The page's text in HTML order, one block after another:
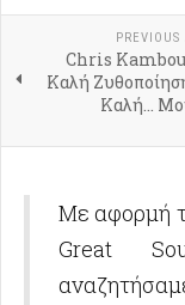
PREVIOUS
Chris
Καλή
Καλή...
Με αφορμή
Great